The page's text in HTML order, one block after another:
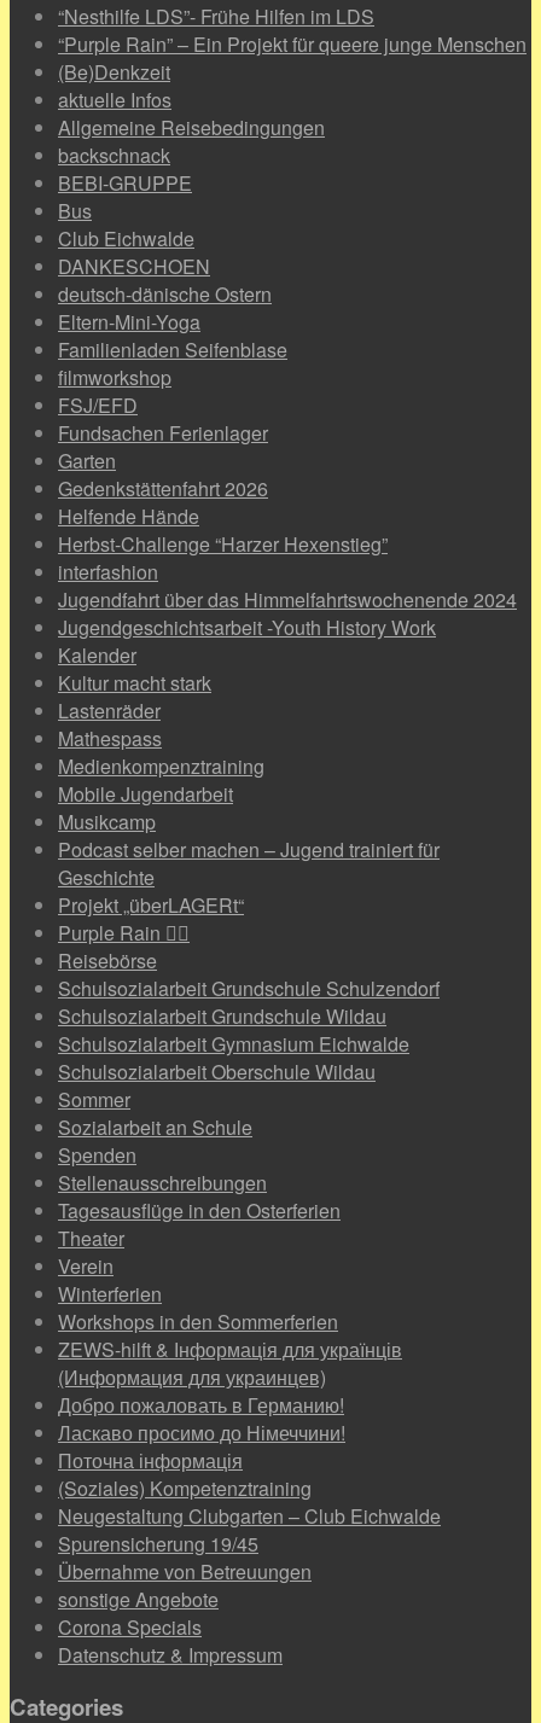
“Nesthilfe LDS”- Frühe Hilfen im LDS
“Purple Rain” – Ein Projekt für queere junge Menschen
(Be)Denkzeit
aktuelle Infos
Allgemeine Reisebedingungen
backschnack
BEBI-GRUPPE
Bus
Club Eichwalde
DANKESCHOEN
deutsch-dänische Ostern
Eltern-Mini-Yoga
Familienladen Seifenblase
filmworkshop
FSJ/EFD
Fundsachen Ferienlager
Garten
Gedenkstättenfahrt 2026
Helfende Hände
Herbst-Challenge “Harzer Hexenstieg”
interfashion
Jugendfahrt über das Himmelfahrtswochenende 2024
Jugendgeschichtsarbeit -Youth History Work
Kalender
Kultur macht stark
Lastenräder
Mathespass
Medienkompenztraining
Mobile Jugendarbeit
Musikcamp
Podcast selber machen – Jugend trainiert für
Geschichte
Projekt „überLAGERt“
Purple Rain 🏳️‍🌈
Reisebörse
Schulsozialarbeit Grundschule Schulzendorf
Schulsozialarbeit Grundschule Wildau
Schulsozialarbeit Gymnasium Eichwalde
Schulsozialarbeit Oberschule Wildau
Sommer
Sozialarbeit an Schule
Spenden
Stellenausschreibungen
Tagesausflüge in den Osterferien
Theater
Verein
Winterferien
Workshops in den Sommerferien
ZEWS-hilft & Інформація для українців
(Информация для украинцев)
Добро пожаловать в Германию!
Ласкаво просимо до Німеччини!
Поточна інформація
(Soziales) Kompetenztraining
Neugestaltung Clubgarten – Club Eichwalde
Spurensicherung 19/45
Übernahme von Betreuungen
sonstige Angebote
Corona Specials
Datenschutz & Impressum
Categories